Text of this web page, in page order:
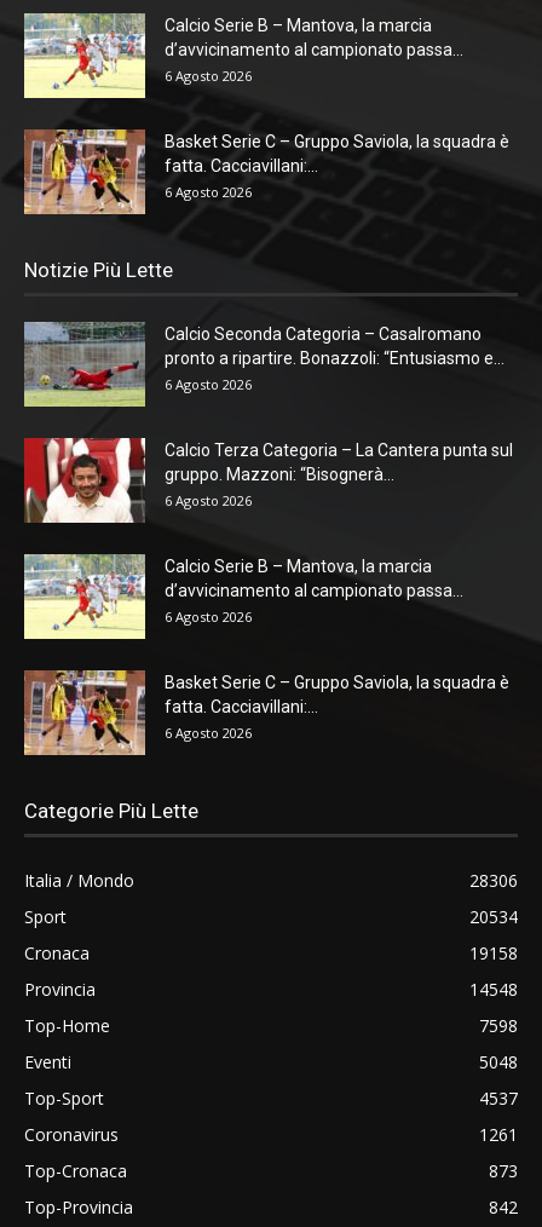
Calcio Serie B – Mantova, la marcia
d’avvicinamento al campionato passa...
6 Agosto 2026
Basket Serie C – Gruppo Saviola, la squadra è
fatta. Cacciavillani:...
6 Agosto 2026
Notizie Più Lette
Calcio Seconda Categoria – Casalromano
pronto a ripartire. Bonazzoli: “Entusiasmo e...
6 Agosto 2026
Calcio Terza Categoria – La Cantera punta sul
gruppo. Mazzoni: “Bisognerà...
6 Agosto 2026
Calcio Serie B – Mantova, la marcia
d’avvicinamento al campionato passa...
6 Agosto 2026
Basket Serie C – Gruppo Saviola, la squadra è
fatta. Cacciavillani:...
6 Agosto 2026
Categorie Più Lette
Italia / Mondo
28306
Sport
20534
Cronaca
19158
Provincia
14548
Top-Home
7598
Eventi
5048
Top-Sport
4537
Coronavirus
1261
Top-Cronaca
873
Top-Provincia
842